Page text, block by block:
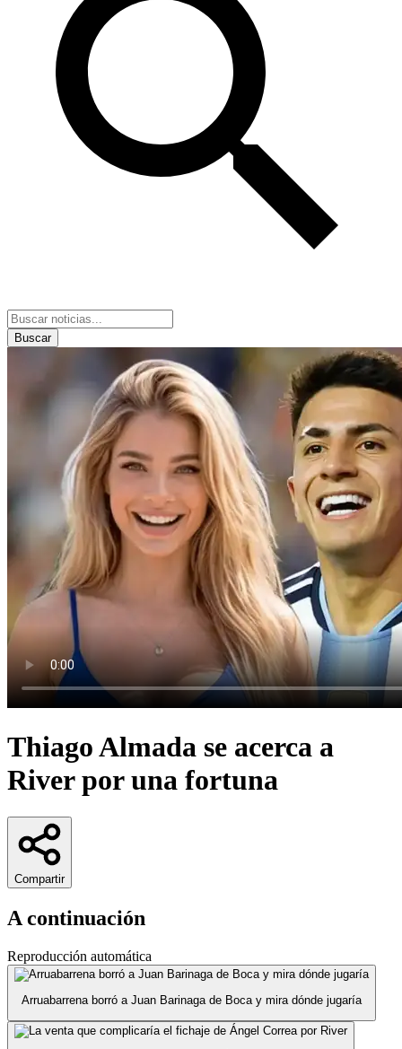
Buscar
Thiago Almada se acerca a
River por una fortuna
Compartir
A continuación
Reproducción automática
Arruabarrena borró a Juan Barinaga de Boca y mira dónde jugaría